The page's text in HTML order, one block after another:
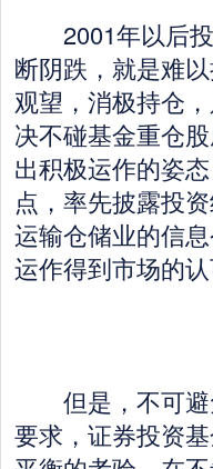
2001年以后投
断阴跌，就是难
观望，消极持仓
决不碰基金重仓
出积极运作的姿
点，率先披露投
运输仓储业的信
运作得到市场的认
但是，不可避
要求，证券投资